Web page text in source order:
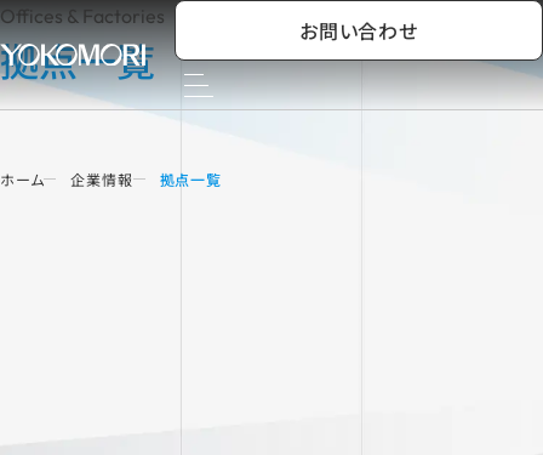
お問い合わせ
Offices & Factories
拠点一覧
ホーム 企業情報 拠点一覧